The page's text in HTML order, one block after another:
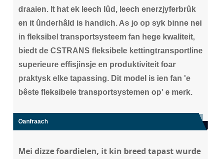
draaien. It hat ek leech lûd, leech enerzjyferbrûk
en it ûnderhâld is handich. As jo ​​​​op syk binne nei
in fleksibel transportsysteem fan hege kwaliteit,
biedt de CSTRANS fleksibele kettingtransportline
superieure effisjinsje en produktiviteit foar
praktysk elke tapassing. Dit model is ien fan 'e
bêste fleksibele transportsystemen op' e merk.
Oanfraach
Mei dizze foardielen, it kin breed tapast wurde